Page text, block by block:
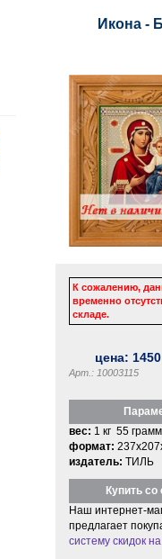
Икона -
К сожалению,
временно
складе.
цена: 1450
Арт.: 10003115
вес: 1 кг 55 грамм
формат:
издатель: ТИЛЬ
Купить со
Наш интернет-
предлагает
систему скидок